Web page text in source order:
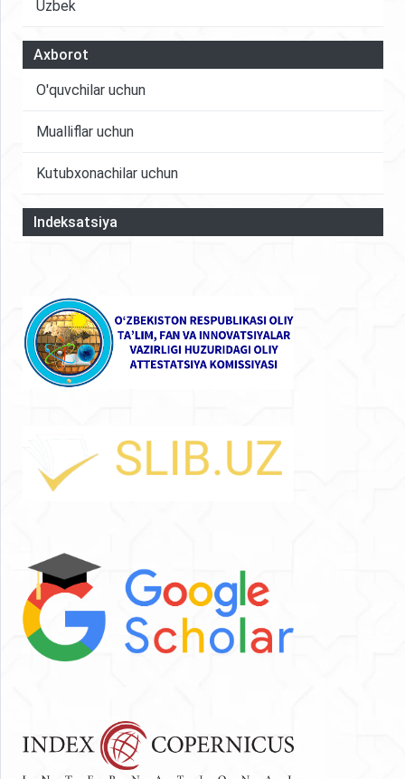
Uzbek
Axborot
O'quvchilar uchun
Mualliflar uchun
Kutubxonachilar uchun
Indeksatsiya